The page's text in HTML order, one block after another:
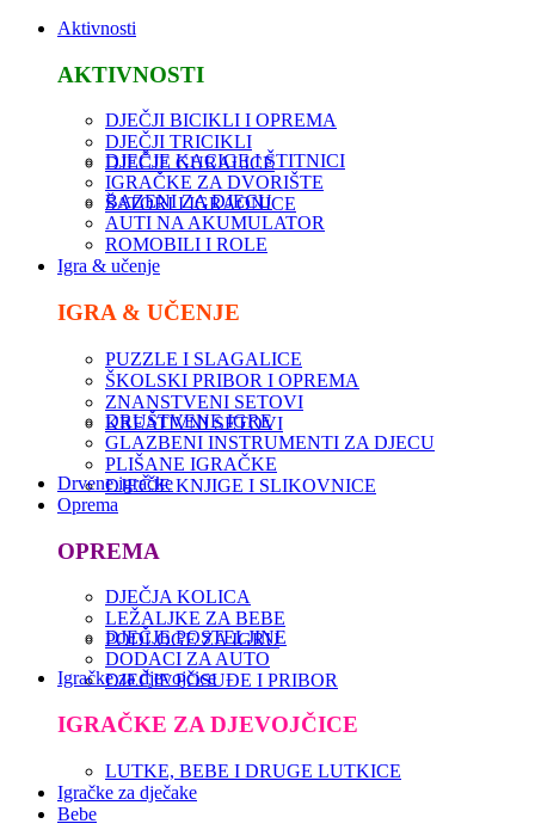
Aktivnosti
AKTIVNOSTI
DJEČJI BICIKLI I OPREMA
DJEČJI TRICIKLI
DJEČJE GURALICE
DJEČJE KACIGE I ŠTITNICI
IGRAČKE ZA DVORIŠTE
ŠATORI I IGRAONICE
BAZENI ZA DJECU
AUTI NA AKUMULATOR
ROMOBILI I ROLE
Igra & učenje
IGRA & UČENJE
PUZZLE I SLAGALICE
ŠKOLSKI PRIBOR I OPREMA
ZNANSTVENI SETOVI
KREATIVNI SETOVI
DRUŠTVENE IGRE
GLAZBENI INSTRUMENTI ZA DJECU
PLIŠANE IGRAČKE
DJEČJE KNJIGE I SLIKOVNICE
Drvene igračke
Oprema
OPREMA
DJEČJA KOLICA
LEŽALJKE ZA BEBE
PODLOGE ZA IGRU
DJEČJE POSTELJINE
DODACI ZA AUTO
DJEČJE POSUĐE I PRIBOR
Igračke za djevojčice
IGRAČKE ZA DJEVOJČICE
LUTKE, BEBE I DRUGE LUTKICE
Igračke za dječake
Bebe